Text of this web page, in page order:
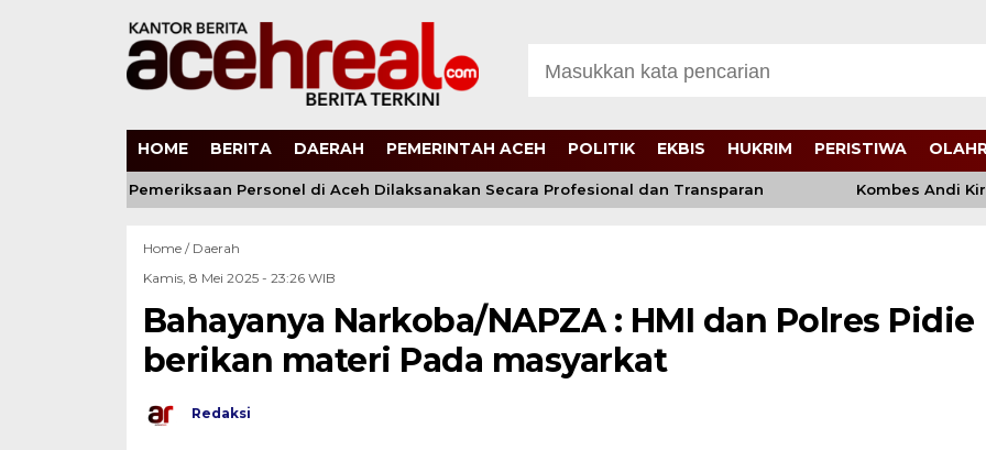
HOME BERITA DAERAH PEMERINTAH ACEH POLITIK EKBIS HUKRIM PERISTIWA
Proses Pemeriksaan Personel di Aceh Dilaksanakan Secara Profesional dan Transparan Kombes Andi
Home / Daerah
Kamis, 8 Mei 2025 - 23:26 WIB
Bahayanya Narkoba/NAPZA : HMI dan Polres Pidie
berikan materi Pada masyarkat
Redaksi